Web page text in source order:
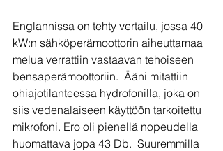
Englannissa on tehty vertailu, jossa 40
kW:n sähköperämoottorin aiheuttamaa
melua verrattiin vastaavan tehoiseen
bensaperämoottoriin.  Ääni mitattiin
ohiajotilanteessa hydrofonilla, joka on
siis vedenalaiseen käyttöön tarkoitettu
mikrofoni. Ero oli pienellä nopeudella
huomattava jopa 43 Db.  Suuremmilla